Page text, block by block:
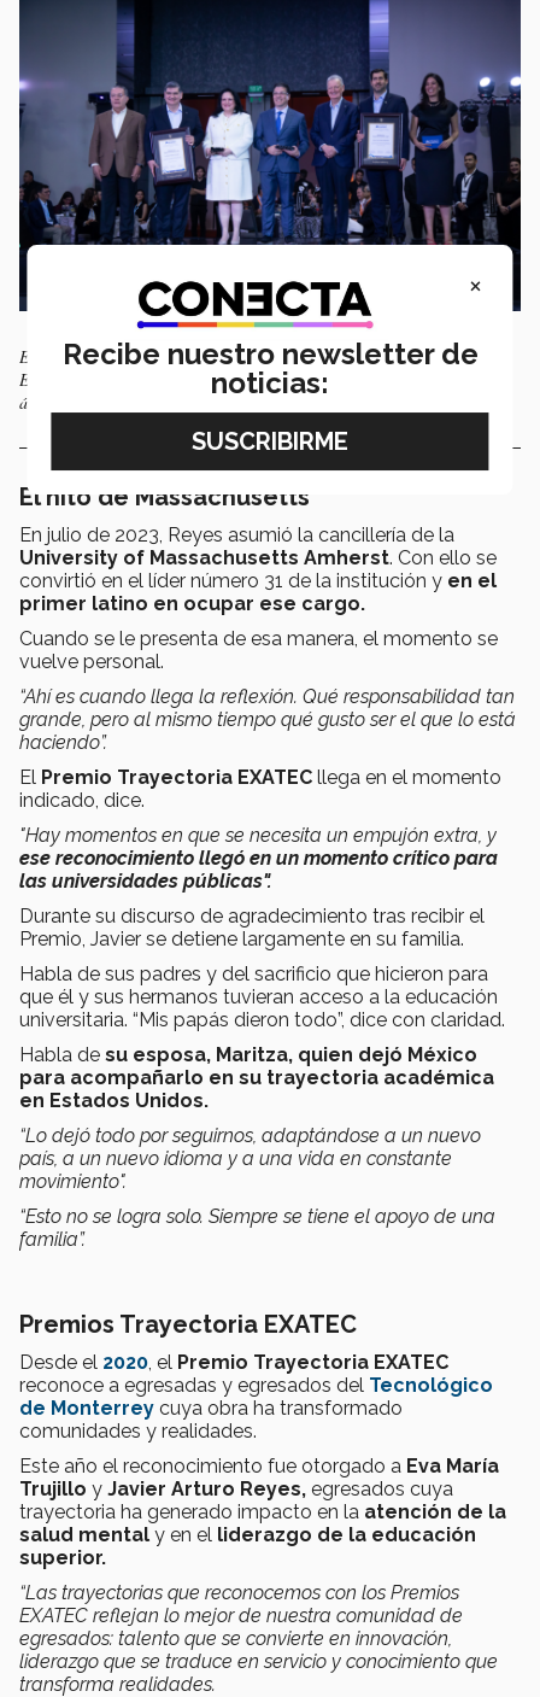
Eva María Trujillo y Javier Arturo Reyes son el Premio Trayectoria
EXATEC 2026 por su impacto en salud y educación en México y el
ámbito internacional. / Foto: AM ESTUDIOS
El hito de Massachusetts
En julio de 2023, Reyes asumió la cancillería de la
University of Massachusetts Amherst. Con ello se
convirtió en el líder número 31 de la institución y en el
primer latino en ocupar ese cargo.
Cuando se le presenta de esa manera, el momento se
vuelve personal.
“Ahí es cuando llega la reflexión. Qué responsabilidad tan
grande, pero al mismo tiempo qué gusto ser el que lo está
haciendo”.
El Premio Trayectoria EXATEC llega en el momento
indicado, dice.
"Hay momentos en que se necesita un empujón extra, y
ese reconocimiento llegó en un momento crítico para
las universidades públicas".
Durante su discurso de agradecimiento tras recibir el
Premio, Javier se detiene largamente en su familia.
Habla de sus padres y del sacrificio que hicieron para
que él y sus hermanos tuvieran acceso a la educación
universitaria. “Mis papás dieron todo”, dice con claridad.
Habla de su esposa, Maritza, quien dejó México
para acompañarlo en su trayectoria académica
en Estados Unidos.
“Lo dejó todo por seguirnos, adaptándose a un nuevo
país, a un nuevo idioma y a una vida en constante
movimiento".
“Esto no se logra solo. Siempre se tiene el apoyo de una
familia”.
Premios Trayectoria EXATEC
Desde el 2020 , el Premio Trayectoria EXATEC
reconoce a egresadas y egresados del Tecnológico
de Monterrey cuya obra ha transformado
comunidades y realidades.
Este año el reconocimiento fue otorgado a Eva María
Trujillo y Javier Arturo Reyes, egresados cuya
trayectoria ha generado impacto en la atención de la
salud mental y en el liderazgo de la educación
superior.
“Las trayectorias que reconocemos con los Premios
EXATEC reflejan lo mejor de nuestra comunidad de
egresados: talento que se convierte en innovación,
liderazgo que se traduce en servicio y conocimiento que
transforma realidades.
×
Recibe nuestro newsletter de
noticias: